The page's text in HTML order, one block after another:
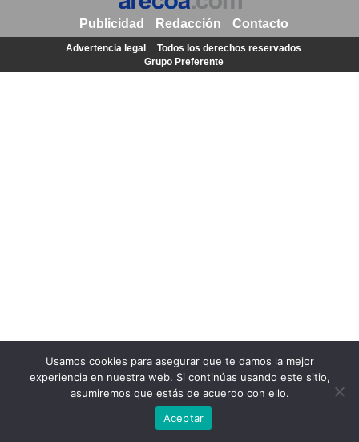
Usamos cookies para asegurar que te damos la mejor
experiencia en nuestra web. Si continúas usando este sitio,
asumiremos que estás de acuerdo con ello.
Aceptar
Publicidad Redacción Contacto
Advertencia legal
Todos los derechos reservados
Grupo Preferente